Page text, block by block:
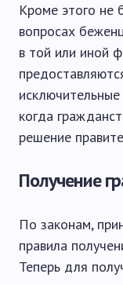
Кроме этого не
вопросах
в той или иной
исключительные
когда
решение
Получение
По законам,
правила
Теперь для